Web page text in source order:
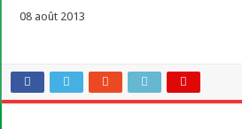
08 août 2013